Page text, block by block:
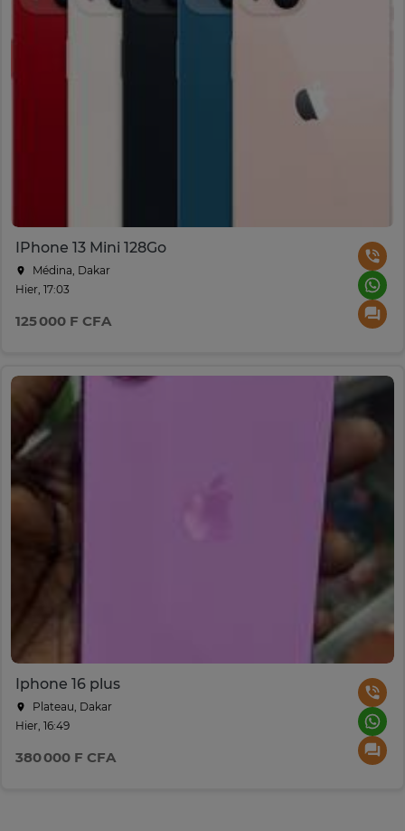
IPhone 13 Mini 128Go
Médina, Dakar
Hier, 17:03
125 000 F CFA
Iphone 16 plus
Plateau, Dakar
Hier, 16:49
380 000 F CFA